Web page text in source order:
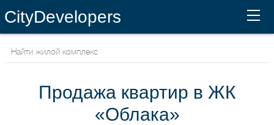
CityDevelopers
Продажа квартир в ЖК
«Облака»